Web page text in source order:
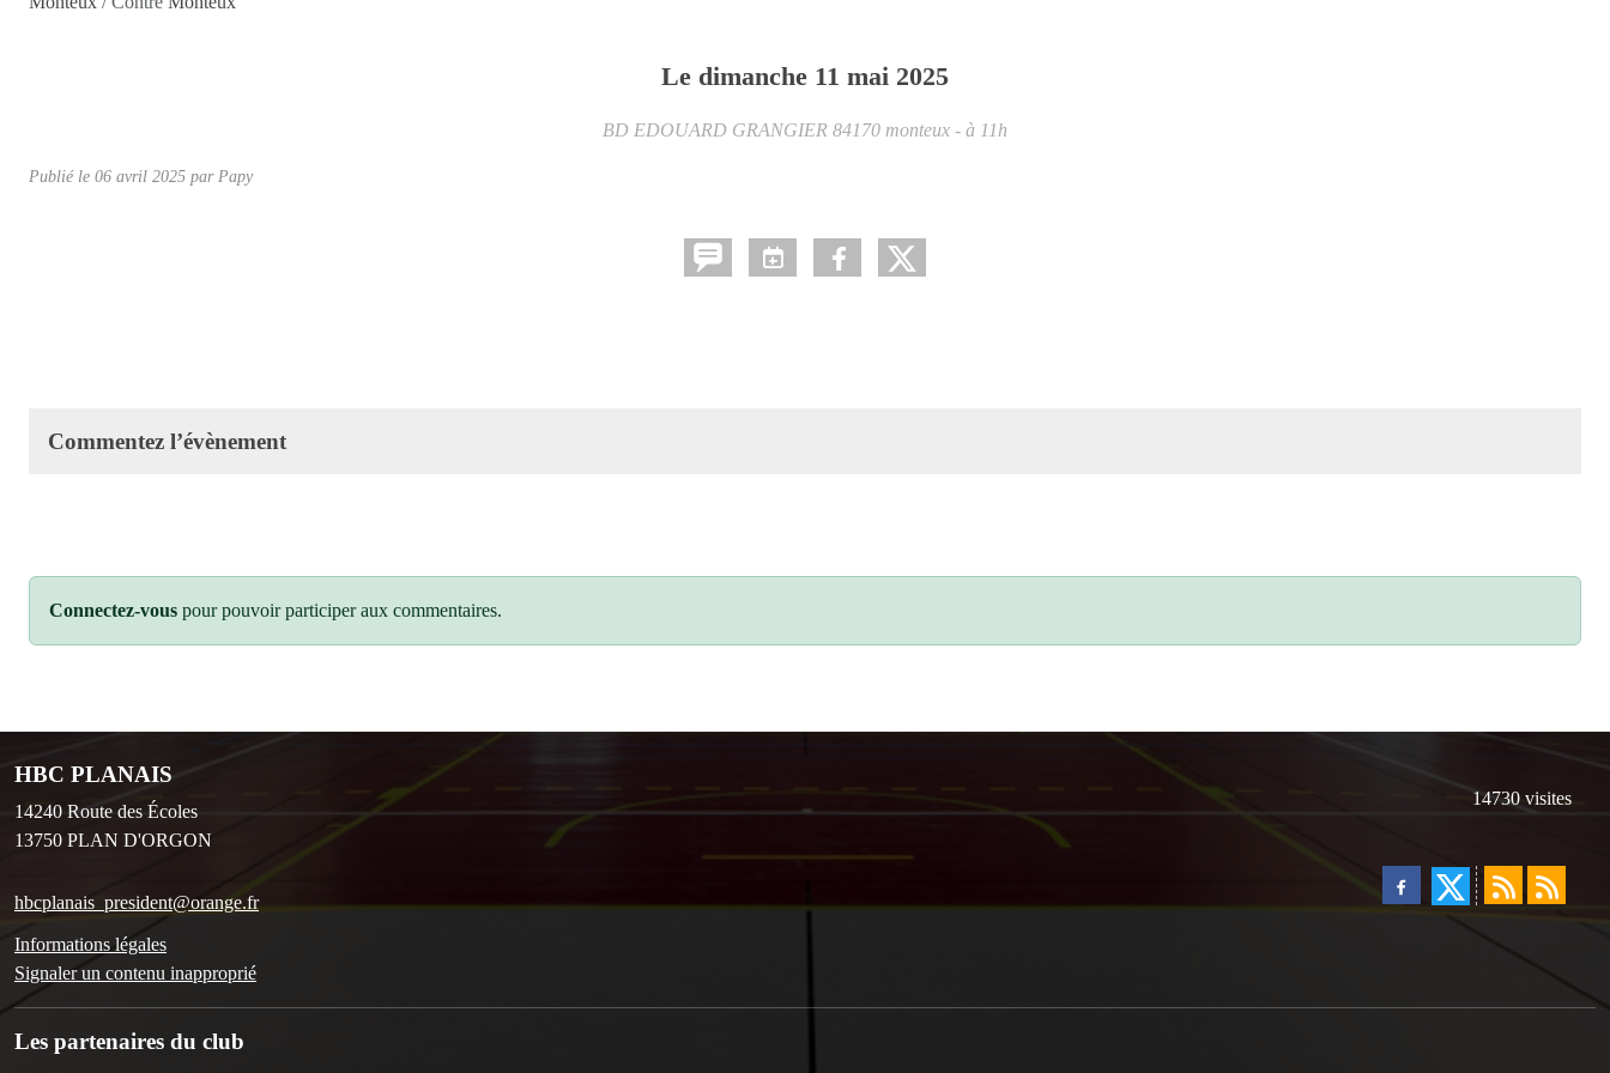
Le dimanche 11 mai 2025
BD EDOUARD GRANGIER 84170 monteux - à 11h
Publié le 06 avril 2025 par Papy
Commentez l’évènement
Connectez-vous pour pouvoir participer aux commentaires.
HBC PLANAIS
14240 Route des Écoles
13750 PLAN D'ORGON
hbcplanais_president@orange.fr
Informations légales
Signaler un contenu inapproprié
14730 visites
Les partenaires du club